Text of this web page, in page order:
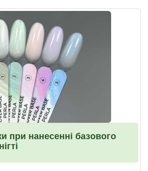
при нанесенні базового